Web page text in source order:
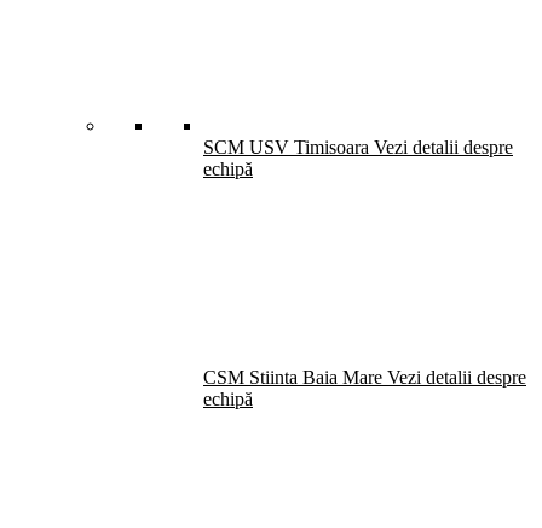
SCM USV Timisoara Vezi detalii despre
echipă
CSM Stiinta Baia Mare Vezi detalii despre
echipă